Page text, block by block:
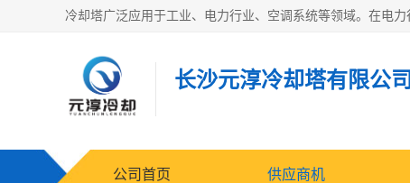
长沙元淳冷却塔有限公司
公司首页 供应商机